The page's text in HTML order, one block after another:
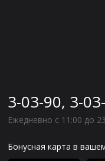
3-03-90, 3-
Ежедневно с 11:00 до
Бонусная карта в